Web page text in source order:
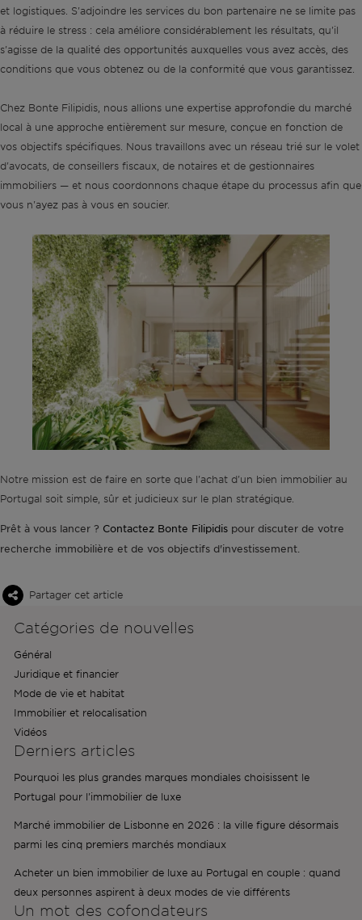
et logistiques. S'adjoindre les services du bon partenaire ne se limite pas
à réduire le stress : cela améliore considérablement les résultats, qu'il
s'agisse de la qualité des opportunités auxquelles vous avez accès, des
conditions que vous obtenez ou de la conformité que vous garantissez.
Chez Bonte Filipidis, nous allions une expertise approfondie du marché
local à une approche entièrement sur mesure, conçue en fonction de
vos objectifs spécifiques. Nous travaillons avec un réseau trié sur le volet
d'avocats, de conseillers fiscaux, de notaires et de gestionnaires
immobiliers — et nous coordonnons chaque étape du processus afin que
vous n'ayez pas à vous en soucier.
Notre mission est de faire en sorte que l'achat d'un bien immobilier au
Portugal soit simple, sûr et judicieux sur le plan stratégique.
Prêt à vous lancer ? Contactez Bonte Filipidis pour discuter de votre
recherche immobilière et de vos objectifs d'investissement.
Partager cet article
Catégories de nouvelles
Général
Juridique et financier
Mode de vie et habitat
Immobilier et relocalisation
Vidéos
Derniers articles
Pourquoi les plus grandes marques mondiales choisissent le
Portugal pour l'immobilier de luxe
Marché immobilier de Lisbonne en 2026 : la ville figure désormais
parmi les cinq premiers marchés mondiaux
Acheter un bien immobilier de luxe au Portugal en couple : quand
deux personnes aspirent à deux modes de vie différents
Un mot des cofondateurs